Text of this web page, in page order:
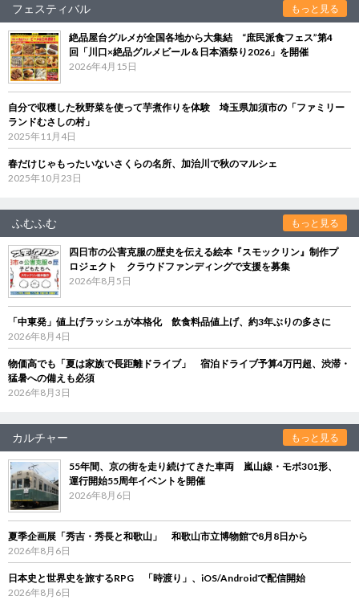
フェスティバル もっと見る
絶品屋台グルメが全国各地から大集結 “庶民派食フェス”第4
回「川口×絶品グルメビール＆日本酒祭り2026」を開催
2026年4月15日
自分で収穫した秋野菜を使って芋煮作りを体験 埼玉県加須市の「ファミリー
ランドむさしの村」
2025年11月4日
春だけじゃもったいないさくらの名所、加治川で秋のマルシェ
2025年10月23日
ふむふむ もっと見る
四日市の公害克服の歴史を伝える絵本『スモックリン』制作プ
ロジェクト クラウドファンディングで支援を募集
2026年8月5日
「中東発」値上げラッシュが本格化 飲食料品値上げ、約3年ぶりの多さに
2026年8月4日
物価高でも「夏は家族で長距離ドライブ」 宿泊ドライブ予算4万円超、渋滞・
猛暑への備えも必須
2026年8月3日
カルチャー もっと見る
55年間、京の街を走り続けてきた車両 嵐山線・モボ301形、
運行開始55周年イベントを開催
2026年8月6日
夏季企画展「秀吉・秀長と和歌山」 和歌山市立博物館で8月8日から
2026年8月6日
日本史と世界史を旅するRPG 「時渡り」、iOS/Androidで配信開始
2026年8月6日